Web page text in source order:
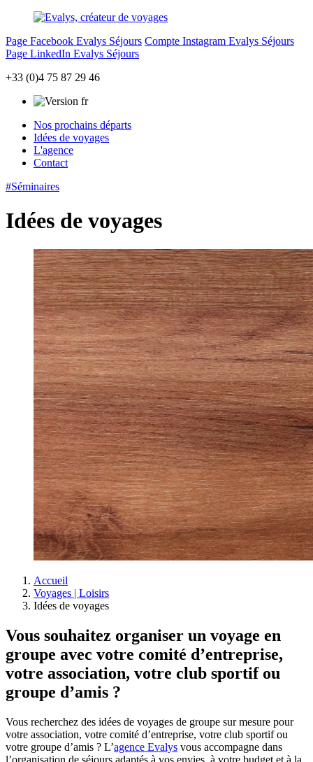
Page Facebook Evalys Séjours Compte Instagram Evalys Séjours
Page LinkedIn Evalys Séjours
+33 (0)4 75 87 29 46
Nos prochains départs
Idées de voyages
L'agence
Contact
#Séminaires
Idées de voyages
Accueil
Voyages | Loisirs
Idées de voyages
Vous souhaitez organiser un voyage en
groupe avec votre comité d’entreprise,
votre association, votre club sportif ou
groupe d’amis ?
Vous recherchez des idées de voyages de groupe sur mesure pour
votre association, votre comité d’entreprise, votre club sportif ou
votre groupe d’amis ? L’agence Evalys vous accompagne dans
l’organisation de séjours adaptés à vos envies, à votre budget et à la